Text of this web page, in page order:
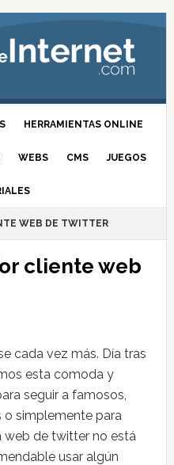
HERRAMIENTAS ONLINE
WEBS CMS JUEGOS
WEB DE TWITTER
cliente web
cada vez más. Día tras
esta comoda y
seguir a famosos,
o simplemente para
web de twitter no está
usar algún